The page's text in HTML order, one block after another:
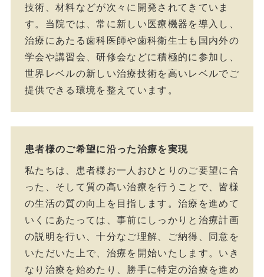
技術、材料などが次々に開発されてきていま
す。当院では、常に新しい医療機器を導入し、
治療にあたる歯科医師や歯科衛生士も国内外の
学会や講習会、研修会などに積極的に参加し、
世界レベルの新しい治療技術を高いレベルでご
提供できる環境を整えています。
患者様のご希望に沿った治療を実現
私たちは、患者様お一人おひとりのご要望に合
った、そして質の高い治療を行うことで、皆様
の生活の質の向上を目指します。治療を進めて
いくにあたっては、事前にしっかりと治療計画
の説明を行い、十分なご理解、ご納得、同意を
いただいた上で、治療を開始いたします。いき
なり治療を始めたり、勝手に特定の治療を進め